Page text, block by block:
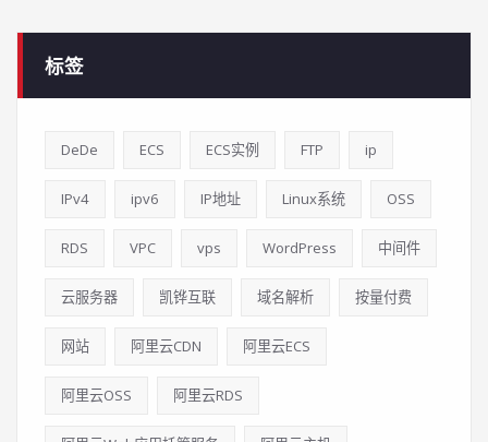
标签
DeDe ECS ECS实例 FTP ip
IPv4 ipv6 IP地址 Linux系统 OSS
RDS VPC vps WordPress 中间件
云服务器 凯铧互联 域名解析 按量付费
网站 阿里云CDN 阿里云ECS
阿里云OSS 阿里云RDS